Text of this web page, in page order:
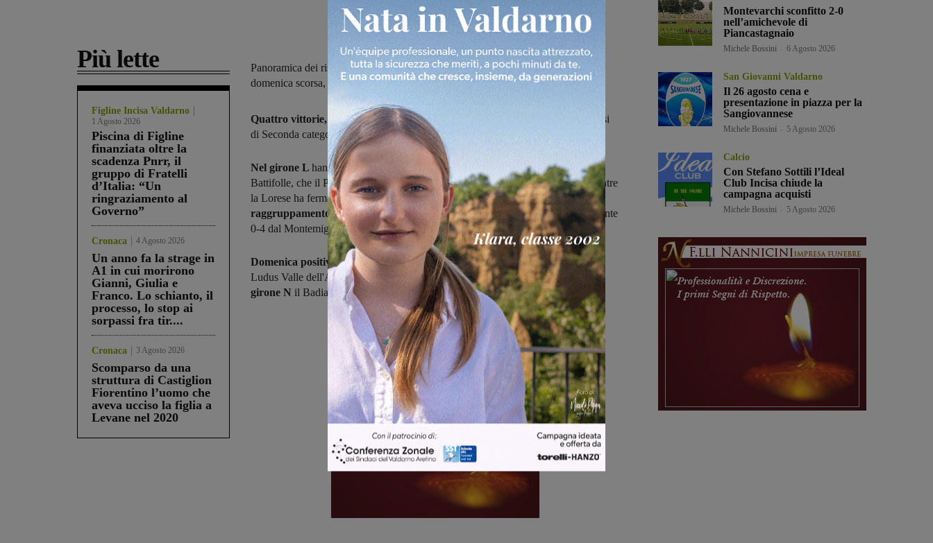
Più lette
Figline Incisa Valdarno
1 Agosto 2026
Piscina di Figline
finanziata oltre la
scadenza Pnrr, il
gruppo di Fratelli
d’Italia: “Un
ringraziamento al
Governo”
Cronaca 4 Agosto 2026
Un anno fa la strage in
A1 in cui morirono
Gianni, Giulia e
Franco. Lo schianto, il
processo, lo stop ai
sorpassi fra tir....
Cronaca 3 Agosto 2026
Scomparso da una
struttura di Castiglion
Fiorentino l’uomo che
aveva ucciso la figlia a
Levane nel 2020
Panoramica dei risultati conseguti dalle squadre del territorio nelle partite di
domenica scorsa, penultimo turno di campionato
Quattro vittorie, un pareggio e tre sconfitte
i risultati conseguiti delle valdarnesi
di Seconda categoria nellapenultima giornata di campionato.
Nel girone L hanno conquistato tre punti sia la Fulgor Castelfranco, 3-0 sul
Battifolle, che il Pergine, 1-6 in casa della già retrocessa Orange Don Bosco, mentre
la Lorese ha fermato sull'1-1 la capolista Viciomaggio.Nello stesso
raggruppamento hanno perso Cavriglia e Atletico Figline, superate rispettivamente
0-4 dal Montemignaio e 2-0 dal Pieve al Toppo.
Domenica positiva nel girone M, con la Resco Reggello che ha battuto 2-0 la
Ludus Valle dell'Arno, mentre la Tro.Ce.Do. ha superato 0-3 il Firenzuola.
Nel
girone N il Badia Agnano si è arreso 2-1 alla capolista Montagnano.
Montevarchi sconfitto 2-0
nell’amichevole di
Piancastagnaio
Michele Bossini 6 Agosto 2026
San Giovanni Valdarno
Il 26 agosto cena e
presentazione in piazza per la
Sangiovannese
Michele Bossini 5 Agosto 2026
Calcio
Con Stefano Sottili l’Ideal
Club Incisa chiude la
campagna acquisti
Michele Bossini 5 Agosto 2026